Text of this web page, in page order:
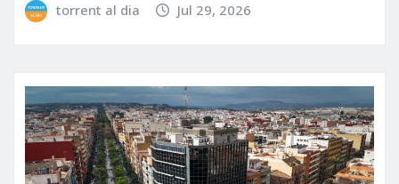
torrent al dia Jul 29, 2026